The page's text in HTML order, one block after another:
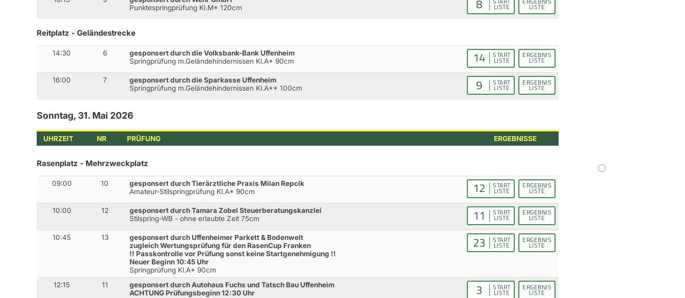
Punktespringprüfung Kl.M* 120cm
8 LISTE LISTE
Reitplatz - Geländestrecke
14:30 6
gesponsert durch die Volksbank-Bank Uffenheim
Springprüfung m.Geländehindernissen Kl.A* 90cm
14 START
LISTE
ERGEBNIS
LISTE
16:00 7
gesponsert durch die Sparkasse Uffenheim
Springprüfung m.Geländehindernissen Kl.A** 100cm
9 START
LISTE
ERGEBNIS
LISTE
Sonntag, 31. Mai 2026
UHRZEIT NR PRÜFUNG ERGEBNISSE
Rasenplatz - Mehrzweckplatz
09:00 10
gesponsert durch Tierärztliche Praxis Milan Repcik
Amateur-Stilspringprüfung Kl.A* 90cm
12 START
LISTE
ERGEBNIS
LISTE
10:00 12
gesponsert durch Tamara Zobel Steuerberatungskanzlei
Stilspring-WB - ohne erlaubte Zeit 75cm
11 START
LISTE
ERGEBNIS
LISTE
10:45 13
gesponsert durch Uffenheimer Parkett & Bodenwelt
zugleich Wertungsprüfung für den RasenCup Franken
!! Passkontrolle vor Prüfung sonst keine Startgenehmigung !!
Neuer Beginn 10:45 Uhr
Springprüfung Kl.A* 90cm
23 START
LISTE
ERGEBNIS
LISTE
12:15 11
gesponsert durch Autohaus Fuchs und Tatsch Bau Uffenheim
ACHTUNG Prüfungsbeginn 12:30 Uhr
3 START
LISTE
ERGEBNIS
LISTE